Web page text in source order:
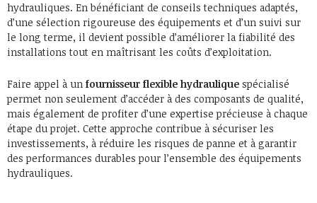
hydrauliques. En bénéficiant de conseils techniques adaptés,
d’une sélection rigoureuse des équipements et d’un suivi sur
le long terme, il devient possible d’améliorer la fiabilité des
installations tout en maîtrisant les coûts d’exploitation.
Faire appel à un fournisseur flexible hydraulique spécialisé
permet non seulement d’accéder à des composants de qualité,
mais également de profiter d’une expertise précieuse à chaque
étape du projet. Cette approche contribue à sécuriser les
investissements, à réduire les risques de panne et à garantir
des performances durables pour l’ensemble des équipements
hydrauliques.